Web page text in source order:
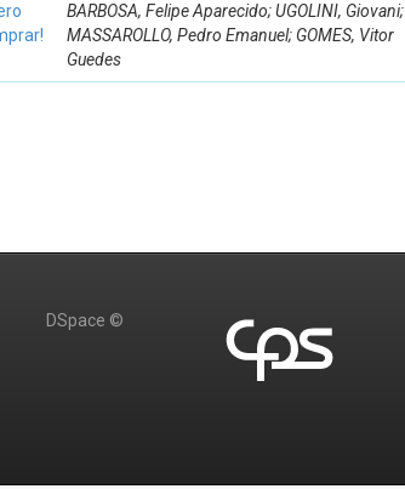
BARBOSA, Felipe Aparecido; UGOLINI, Giovani;
MASSAROLLO, Pedro Emanuel; GOMES, Vitor
Guedes
DSpace ©